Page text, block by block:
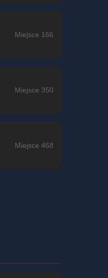
Miejsce 166
Miejsce 350
Miejsce 468